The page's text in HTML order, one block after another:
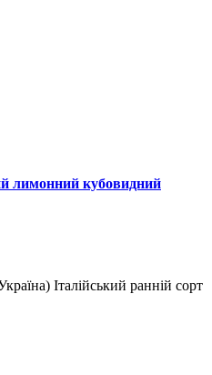
лимонний кубовидний
Італійський ранній сорт